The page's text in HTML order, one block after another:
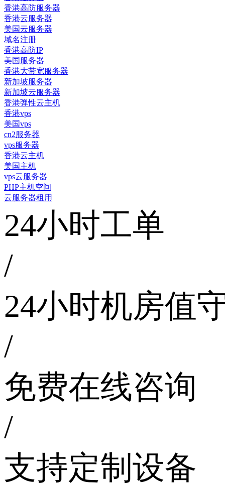
香港高防服务器
香港云服务器
美国云服务器
域名注册
香港高防IP
美国服务器
香港大带宽服务器
新加坡服务器
新加坡云服务器
香港弹性云主机
香港vps
美国vps
cn2服务器
vps服务器
香港云主机
美国主机
vps云服务器
PHP主机空间
云服务器租用
24小时工单
/
24小时机房值
/
免费在线咨询
/
支持定制设备